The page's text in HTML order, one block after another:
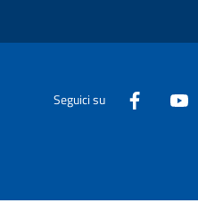
Seguici su